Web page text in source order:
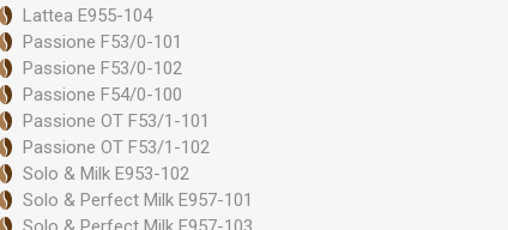
Lattea E955-104
Passione F53/0-101
Passione F53/0-102
Passione F54/0-100
Passione OT F53/1-101
Passione OT F53/1-102
Solo & Milk E953-102
Solo & Perfect Milk E957-101